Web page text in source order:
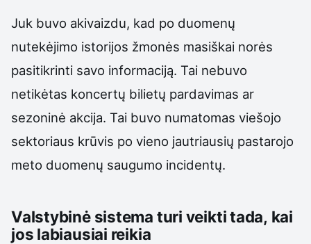
Juk buvo akivaizdu, kad po duomenų
nutekėjimo istorijos žmonės masiškai norės
pasitikrinti savo informaciją. Tai nebuvo
netikėtas koncertų bilietų pardavimas ar
sezoninė akcija. Tai buvo numatomas viešojo
sektoriaus krūvis po vieno jautriausių pastarojo
meto duomenų saugumo incidentų.
Valstybinė sistema turi veikti tada, kai
jos labiausiai reikia